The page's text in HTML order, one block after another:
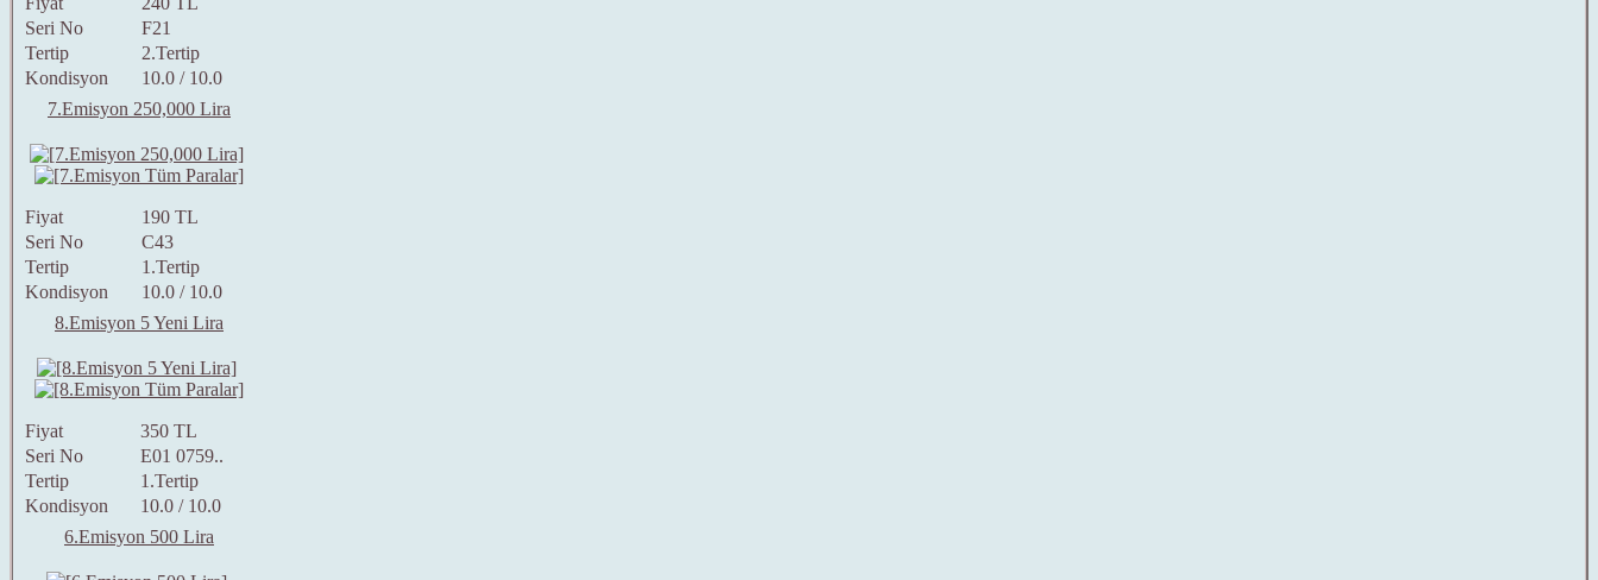
Seri No
F21
Tertip
2.Tertip
Kondisyon
10.0 / 10.0
7.Emisyon 250,000 Lira
Fiyat
190 TL
Seri No
C43
Tertip
1.Tertip
Kondisyon
10.0 / 10.0
8.Emisyon 5 Yeni Lira
Fiyat
350 TL
Seri No
E01 0759..
Tertip
1.Tertip
Kondisyon
10.0 / 10.0
6.Emisyon 500 Lira